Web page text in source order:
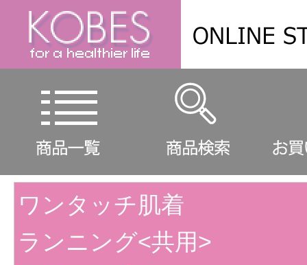
ワンタッチ肌着
ランニング<共用>